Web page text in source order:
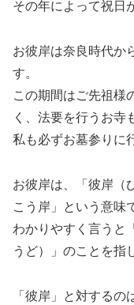
その年によって祝日
お彼岸は奈良時代か
す。
この期間はご先祖様
く、法要を行うお寺
私も必ずお墓参りに
お彼岸は、「彼岸（
こう岸」という意味
わかりやすく言うと
うど）」のことを指
「彼岸」と対する